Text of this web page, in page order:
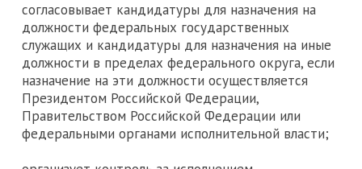
согласовывает кандидатуры для назначения на
должности федеральных государственных
служащих и кандидатуры для назначения на иные
должности в пределах федерального округа, если
назначение на эти должности осуществляется
Президентом Российской Федерации,
Правительством Российской Федерации или
федеральными органами исполнительной власти;